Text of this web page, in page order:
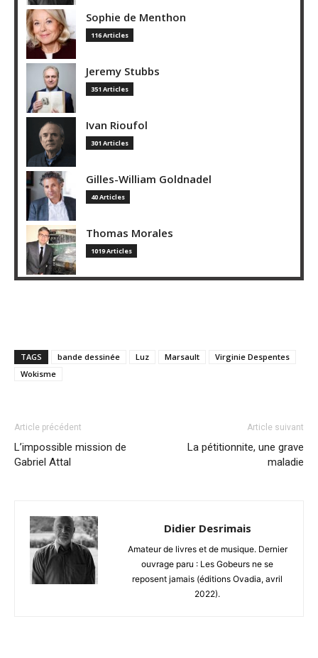
Sophie de Menthon
116 Articles
Jeremy Stubbs
351 Articles
Ivan Rioufol
301 Articles
Gilles-William Goldnadel
40 Articles
Thomas Morales
1019 Articles
TAGS bande dessinée Luz Marsault
Virginie Despentes
Wokisme
Article précédent
L’impossible mission de
Gabriel Attal
Article suivant
La pétitionnite, une grave
maladie
Didier Desrimais
Amateur de livres et de musique. Dernier
ouvrage paru : Les Gobeurs ne se
reposent jamais (éditions Ovadia, avril
2022).